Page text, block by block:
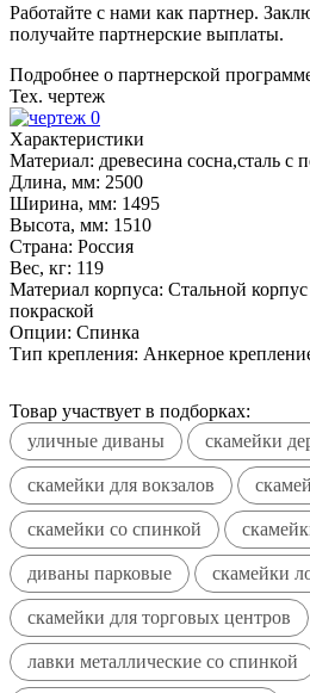
Работайте с нами как партнер.
получайте партнерские выплаты.
Подробнее о партнерской
Тех. чертеж
Характеристики
Материал: древесина сосна,сталь с
Длина, мм: 2500
Ширина, мм: 1495
Высота, мм: 1510
Страна: Россия
Вес, кг: 119
Материал корпуса: Стальной
покраской
Опции: Спинка
Тип крепления: Анкерное
Товар участвует в подборках:
уличные диваны
скамейки
скамейки для вокзалов
скамейки со спинкой
диваны парковые скамейки
скамейки для торговых центров
лавки металлические со спинкой